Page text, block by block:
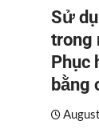
Sử
trong
Phục
bằng